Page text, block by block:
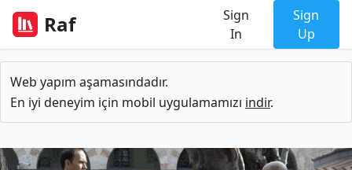
Raf
Sign
In
Sign
Up
Web yapım aşamasındadır.
En iyi deneyim için mobil uygulamamızı indir.